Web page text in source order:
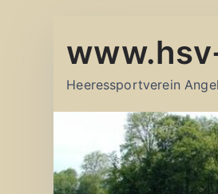
Inhalt
Heeressportverein